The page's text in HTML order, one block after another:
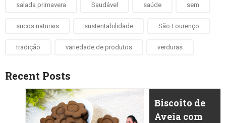
salada primavera Saudável saúde sem
sucos naturais sustentabilidade São Lourenço
tradição variedade de produtos verduras
Recent Posts
Biscoito de
Aveia com